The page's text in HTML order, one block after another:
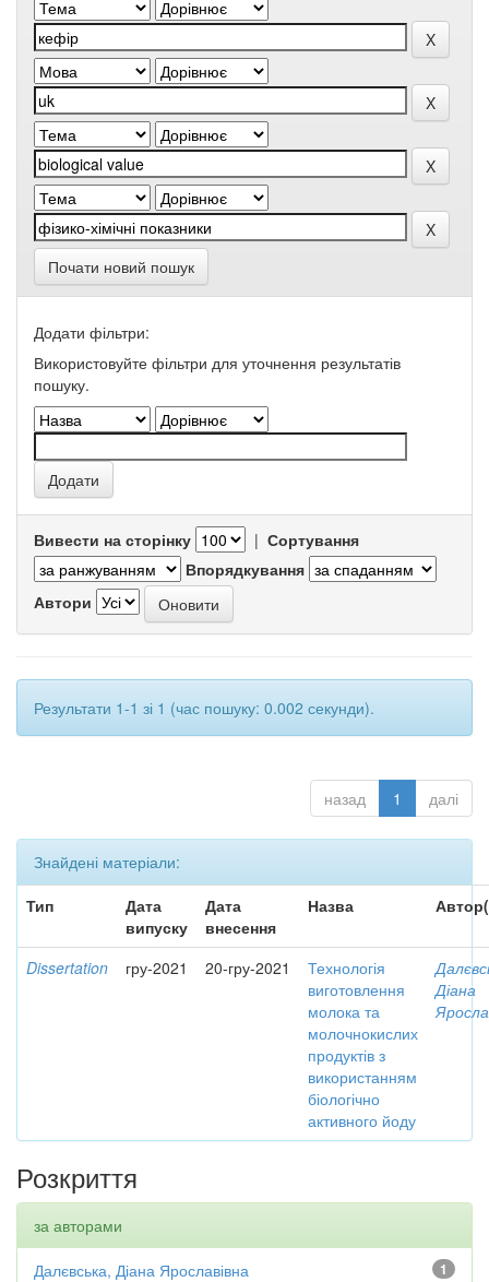
Почати новий пошук
Додати фільтри:
Використовуйте фільтри для уточнення результатів
пошуку.
Вивести на сторінку | Сортування
Впорядкування
Автори
Результати 1-1 зі 1 (час пошуку: 0.002 секунди).
назад 1 далі
Знайдені матеріали:
Тип
Дата
випуску
Дата
внесення
Назва
Dissertation гру-2021 20-гру-2021
Технологія
виготовлення
молока та
молочнокислих
продуктів з
використанням
біологічно
активного йоду
Діана
Розкриття
за авторами
1
Далєвська, Діана Ярославівна